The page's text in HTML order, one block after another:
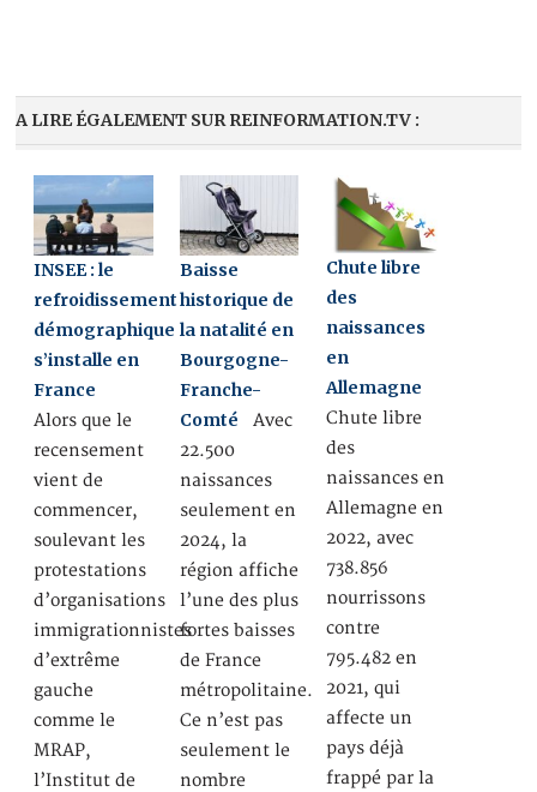
A LIRE ÉGALEMENT SUR REINFORMATION.TV :
INSEE : le
refroidissement
démographique
s’installe en
France
Alors que le
recensement
vient de
commencer,
soulevant les
protestations
d’organisations
immigrationnistes
d’extrême
gauche
comme le
MRAP,
l’Institut de
Baisse
historique de
la natalité en
Bourgogne-
Franche-
Comté Avec
22.500
naissances
seulement en
2024, la
région affiche
l’une des plus
fortes baisses
de France
métropolitaine.
Ce n’est pas
seulement le
nombre
Chute libre
des
naissances
en
Allemagne
Chute libre
des
naissances en
Allemagne en
2022, avec
738.856
nourrissons
contre
795.482 en
2021, qui
affecte un
pays déjà
frappé par la